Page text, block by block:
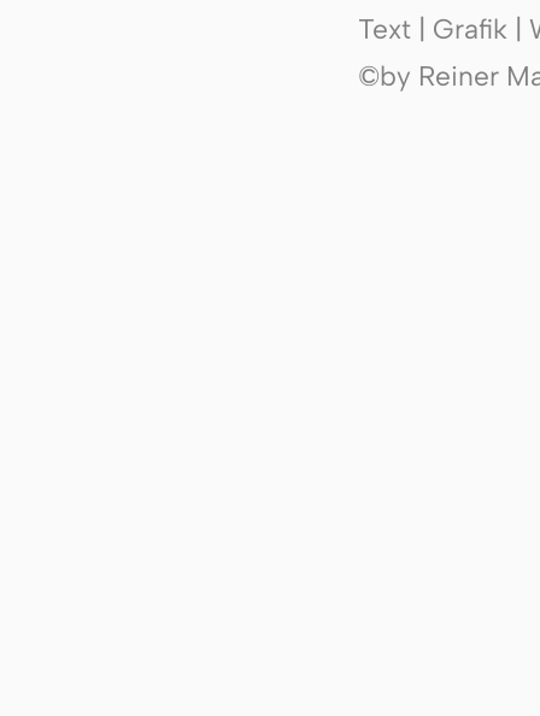
Text | Grafik |
©by Reiner